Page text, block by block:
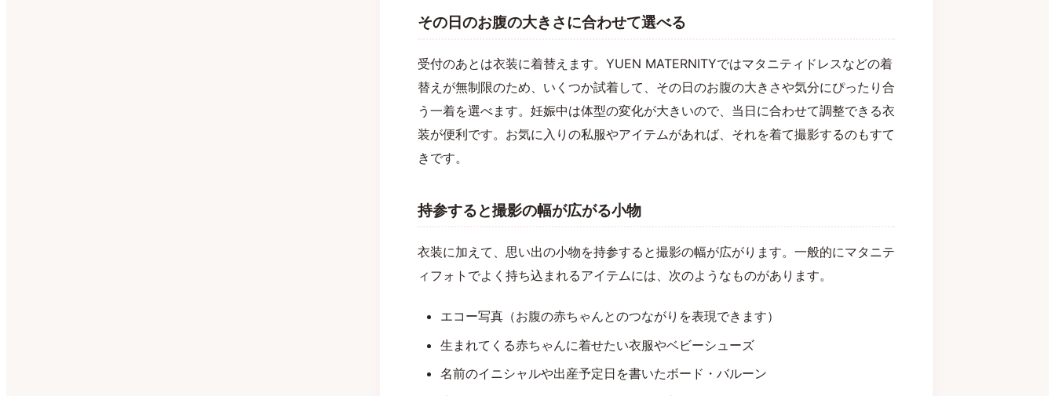
その日のお腹の大きさに合わせて選べる
受付のあとは衣装に着替えます。YUEN MATERNITYではマタニティドレスなどの着
替えが無制限のため、いくつか試着して、その日のお腹の大きさや気分にぴったり合
う一着を選べます。妊娠中は体型の変化が大きいので、当日に合わせて調整できる衣
装が便利です。お気に入りの私服やアイテムがあれば、それを着て撮影するのもすて
きです。
持参すると撮影の幅が広がる小物
衣装に加えて、思い出の小物を持参すると撮影の幅が広がります。一般的にマタニテ
ィフォトでよく持ち込まれるアイテムには、次のようなものがあります。
エコー写真（お腹の赤ちゃんとのつながりを表現できます）
生まれてくる赤ちゃんに着せたい衣服やベビーシューズ
名前のイニシャルや出産予定日を書いたボード・バルーン